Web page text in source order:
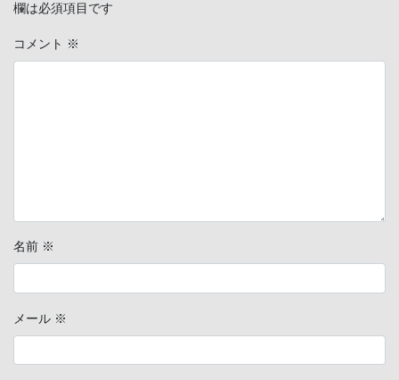
欄は必須項目です
コメント ※
名前 ※
メール ※